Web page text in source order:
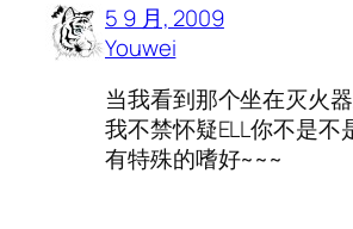
5 9 月, 2009
Youwei
当我看到那个坐在灭火
我不禁怀疑ELL你不是不
有特殊的嗜好~~~